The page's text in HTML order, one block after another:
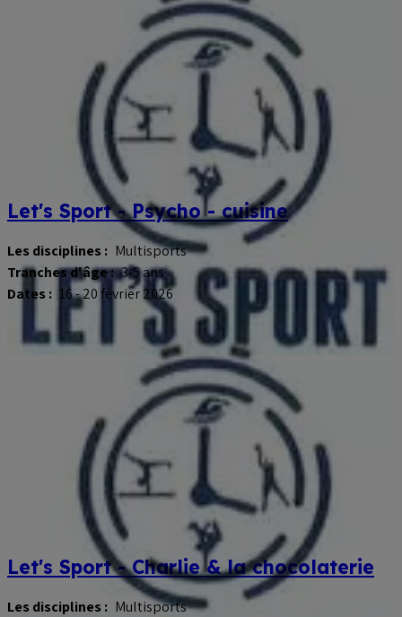
Let's Sport - Psycho - cuisine
Les disciplines : Multisports
Tranches d'âge : 3-5 ans
Dates : 16 - 20 février 2026
Let's Sport - Charlie & la chocolaterie
Les disciplines : Multisports